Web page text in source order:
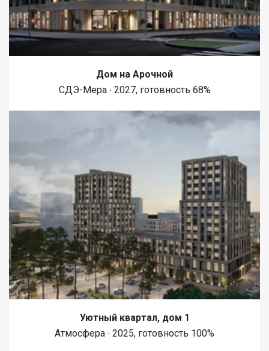
Дом на Арочной
СДЭ-Мера ∙ 2027, готовность 68%
Уютный квартал, дом 1
Атмосфера ∙ 2025, готовность 100%